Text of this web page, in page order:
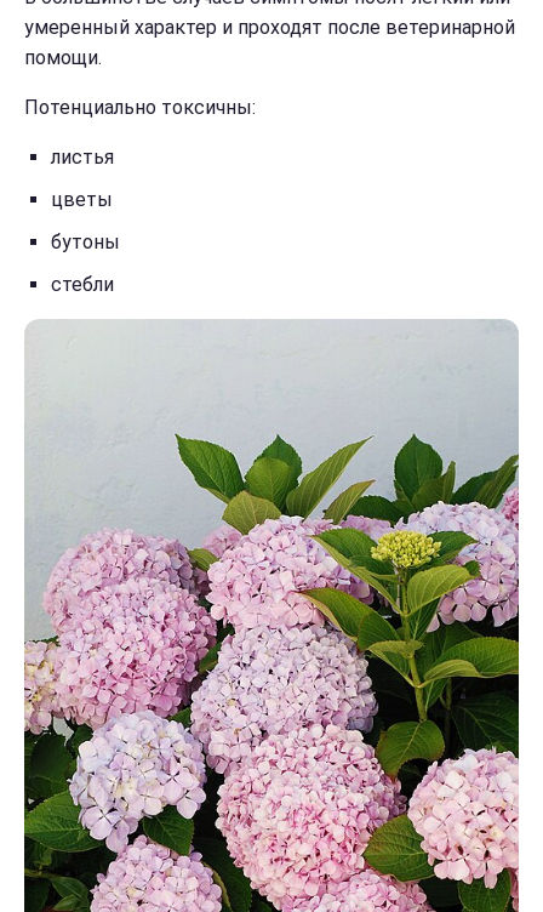
умеренный характер и проходят после ветеринарной
помощи.
Потенциально токсичны:
листья
цветы
бутоны
стебли